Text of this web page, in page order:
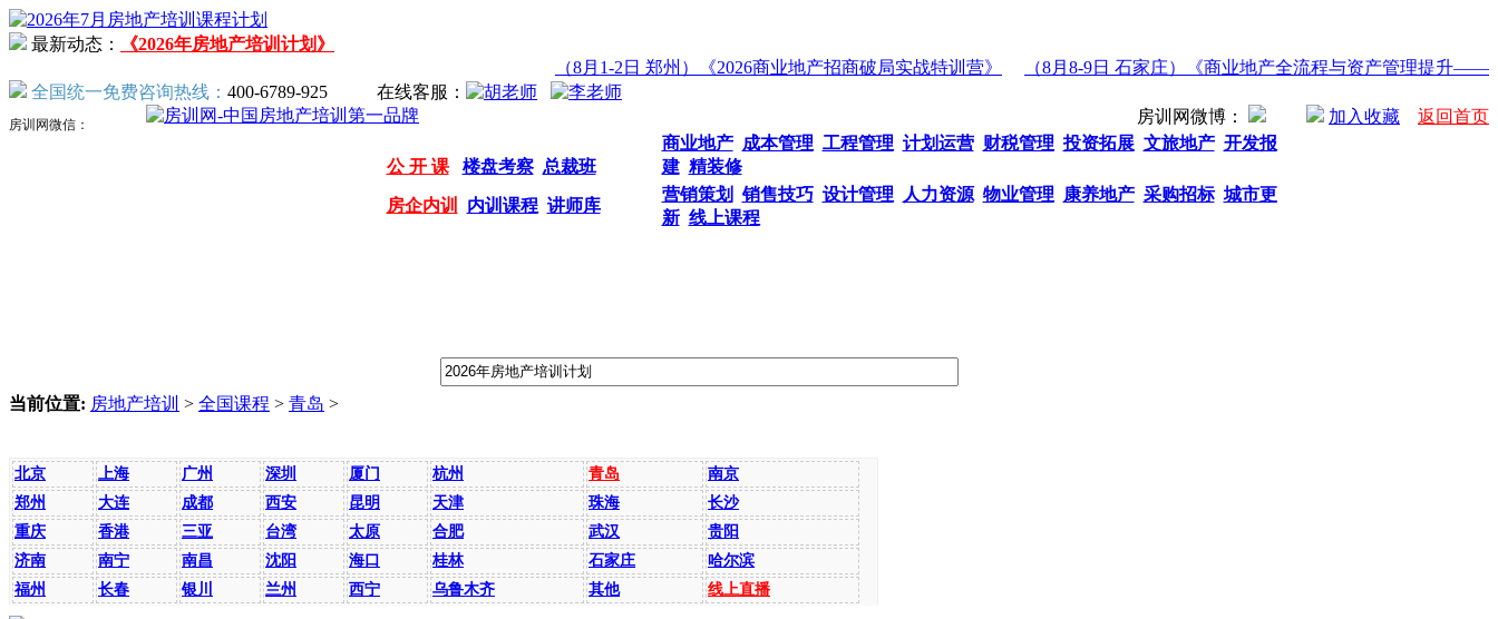
最新动态：
《2026年房地产培训计划》
（8月1-2日 郑州）《2026商业地产招商破局实战特训营》
（8月8-9日 石家庄）《商业地产全流程与资产管理提升——公
全国统一免费咨询热线： 400-6789-925 在线客服：
房训网微信： 房训网微博： 加入收藏 返回首页
公 开 课 楼盘考察 总裁班
商业地产 成本管理 工程管理 计划运营 财税管理 投资拓展 文旅地产 开发报
建 精装修
房企内训 内训课程 讲师库
营销策划 销售技巧 设计管理 人力资源 物业管理 康养地产 采购招标 城市更
新 线上课程
当前位置: 房地产培训 > 全国课程 > 青岛 >
北京 上海 广州 深圳 厦门 杭州 青岛
南京
郑州
大连 成都 西安 昆明 天津 珠海
长沙
重庆
香港 三亚 台湾 太原 合肥 武汉
贵阳
济南
南宁 南昌 沈阳 海口 桂林 石家庄
哈尔滨
福州
长春 银川 兰州 西宁 乌鲁木齐 其他 线上直播